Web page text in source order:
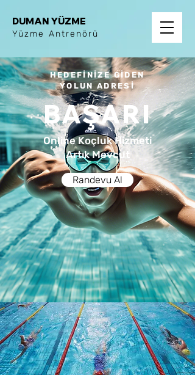
DUMAN YÜZME
Yüzme Antrenörü
HEDEFİNİZE GİDEN
YOLUN ADRESİ
BAŞARI
Online Koçluk Hizmeti
Artık Mevcut
Randevu Al